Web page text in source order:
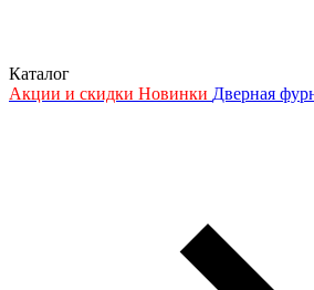
Каталог
Акции и скидки Новинки Дверная